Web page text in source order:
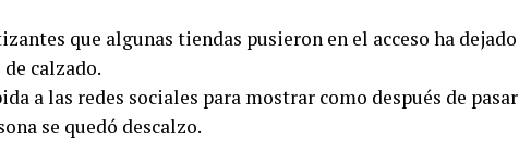
que algunas tiendas pusieron en el acceso ha dejado
calzado.
a las redes sociales para mostrar como después de pasar
se quedó descalzo.